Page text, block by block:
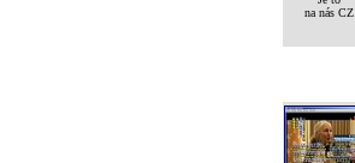
na nás CZ